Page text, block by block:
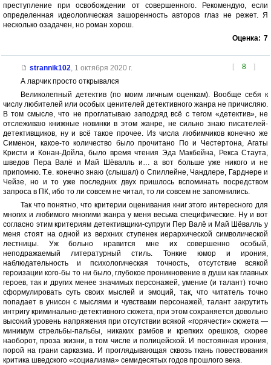
преступление при освобождении от совершенного. Рекомендую, если
определенная идеологическая зашоренность авторов глаз не режет. Я
несколько озадачен, но роман хорош.
Оценка: 7
[ 8 ]
strannik102 1 октября 2020 г.
А ларчик просто открывался
Великолепный детектив (по моим личным оценкам). Вообще себя к
числу любителей или особых ценителей детективного жанра не причисляю.
В том смысле, что не проглатываю заподряд всё с тегом «детектив», не
отслеживаю книжные новинки в этом жанре, не сильно знаю писателей-
детективщиков, ну и всё такое прочее. Из числа любимчиков конечно же
Сименон, какое-то количество было прочитано По и Честертона, Агаты
Кристи и Конан-Дойла, было время чтения Эда Макбейна, Рекса Стаута,
шведов Пера Валё и Май Шёвалль и… а вот больше уже никого и не
припомню. Т.е. конечно знаю (слышал) о Спиллейне, Чандлере, Гарднере и
Чейзе, но и то уже последних двух пришлось вспоминать посредством
запроса в ПК, ибо то ли совсем не читал, то ли совсем не запомнились.
Так что понятно, что критерии оценивания книг этого интересного для
многих и любимого многими жанра у меня весьма специфические. Ну и вот
согласно этим критериям детективщики-супруги Пер Валё и Май Шёвалль у
меня стоят на одной из верхних ступенек иерархической символической
лестницы. Уж больно нравится мне их совершенно особый,
неподражаемый литературный стиль. Тонкие юмор и ирония,
наблюдательность и психологическая точность, отсутствие всякой
героизации кого-бы то ни было, глубокое проникновение в души как главных
героев, так и других менее значимых персонажей, умение (и талант) точно
сформулировать суть своих мыслей и эмоций, так, что читатель точно
попадает в унисон с мыслями и чувствами персонажей, талант закрутить
интригу криминально-детективного сюжета, при этом сохраняется довольно
высокий уровень напряжения при отсутствии всякой «горячести» сюжета —
минимум стрельбы-пальбы, никаких рэмбов и крепких орешков, скорее
наоборот, проза жизни, в том числе и полицейской. И постоянная ирония,
порой на грани сарказма. И проглядывающая сквозь ткань повествования
критика шведского «социализма» семидесятых годов прошлого века.